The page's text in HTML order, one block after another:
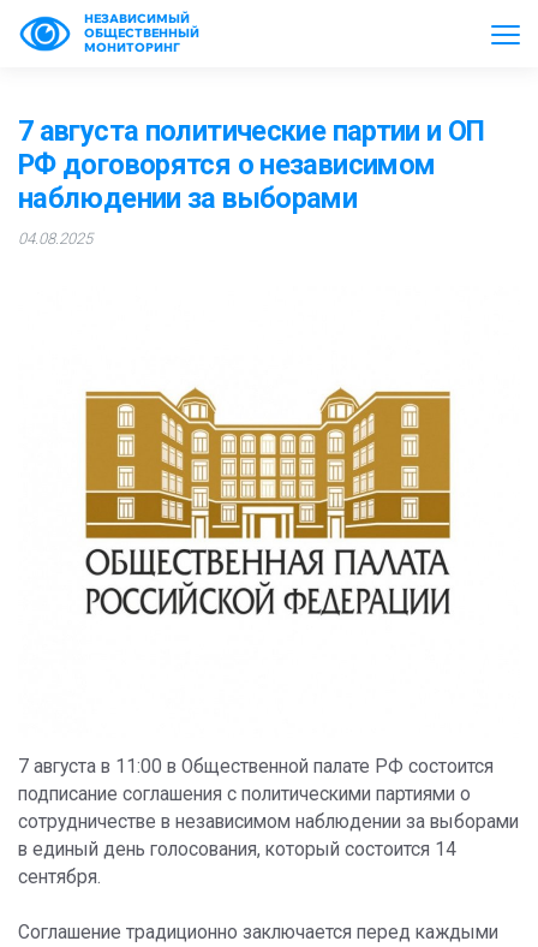
НЕЗАВИСИМЫЙ
ОБЩЕСТВЕННЫЙ
МОНИТОРИНГ
7 августа политические партии и ОП
РФ договорятся о независимом
наблюдении за выборами
04.08.2025
7 августа в 11:00 в Общественной палате РФ состоится
подписание соглашения с политическими партиями о
сотрудничестве в независимом наблюдении за выборами
в единый день голосования, который состоится 14
сентября.
Соглашение традиционно заключается перед каждыми